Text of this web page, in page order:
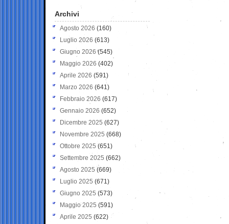
Archivi
Agosto 2026 (160)
Luglio 2026 (613)
Giugno 2026 (545)
Maggio 2026 (402)
Aprile 2026 (591)
Marzo 2026 (641)
Febbraio 2026 (617)
Gennaio 2026 (652)
Dicembre 2025 (627)
Novembre 2025 (668)
Ottobre 2025 (651)
Settembre 2025 (662)
Agosto 2025 (669)
Luglio 2025 (671)
Giugno 2025 (573)
Maggio 2025 (591)
Aprile 2025 (622)